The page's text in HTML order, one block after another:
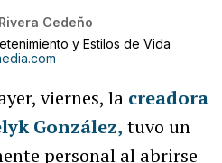
Cedeño
y Estilos de Vida
viernes, la creadora
González, tuvo un
personal al abrirse